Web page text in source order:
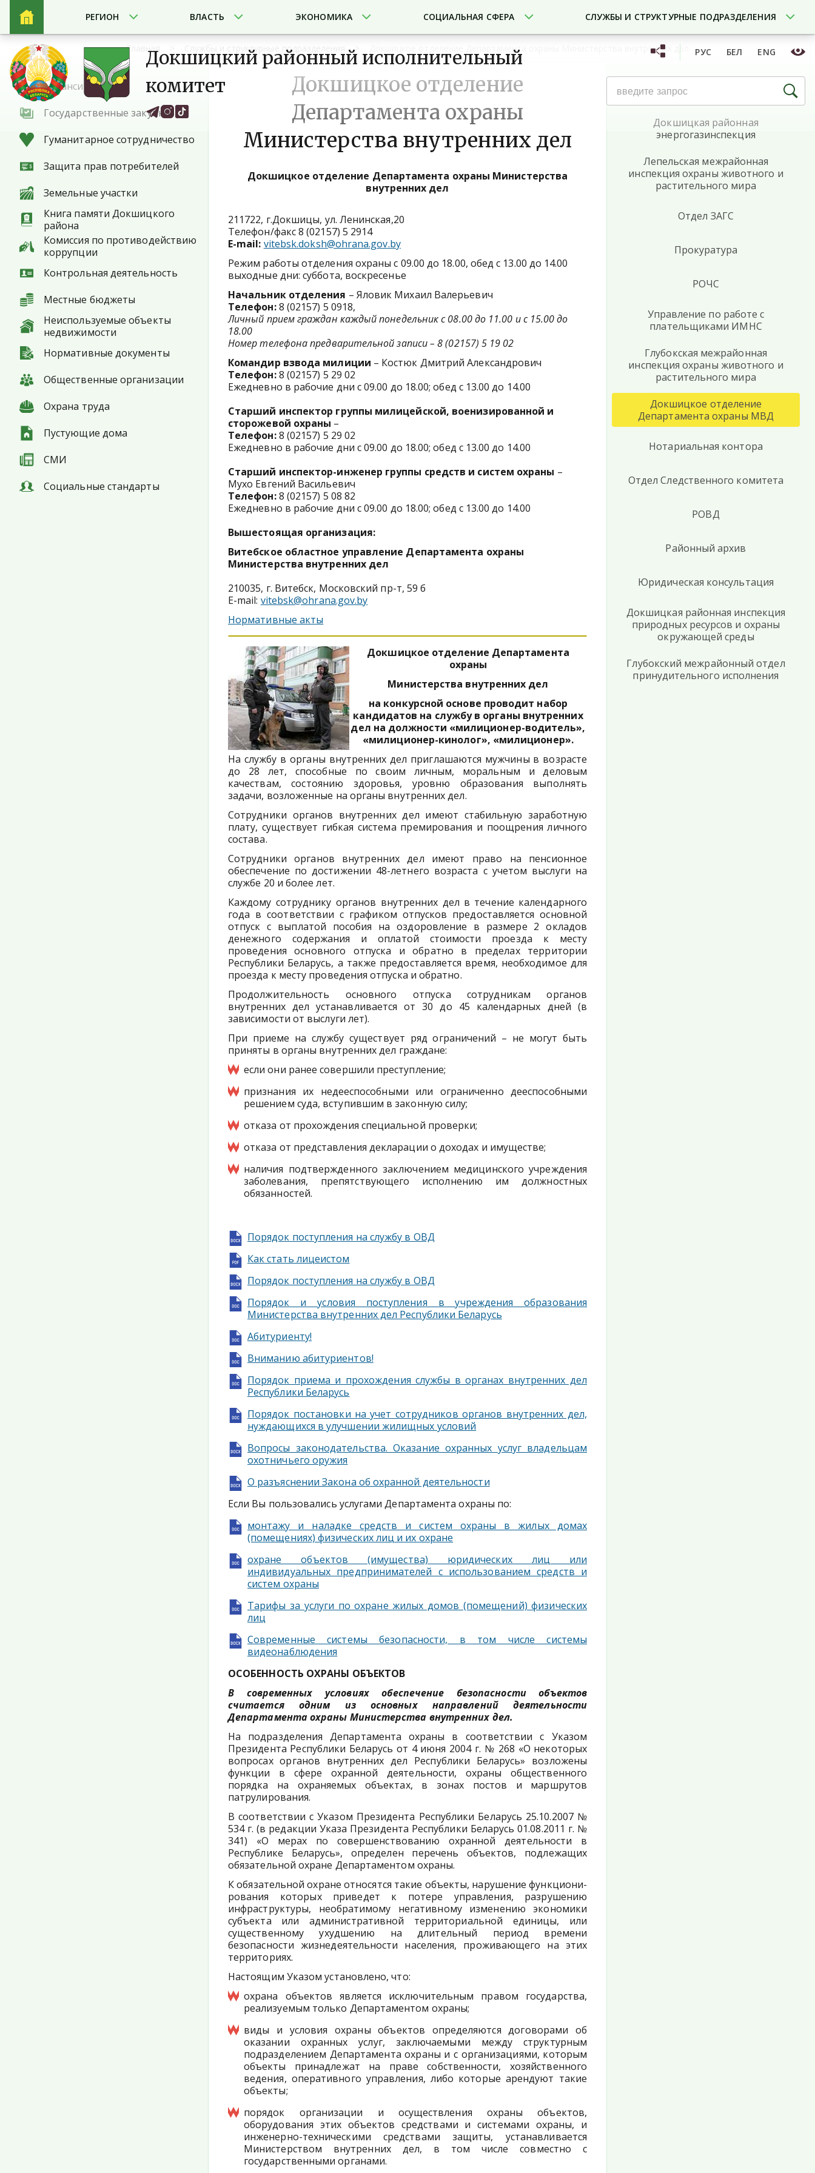
РЕГИОН ВЛАСТЬ ЭКОНОМИКА СОЦИАЛЬНАЯ СФЕРА СЛУЖБЫ И СТРУКТУРНЫЕ ПОДРАЗДЕЛЕНИЯ
Докшицкий районный исполнительный
комитет
РУС БЕЛ ENG
Главная Службы и структурные подразделения Докшицкое отделение Департамента охраны Министерства внутренних дел
Вакансии
Государственные закупки
Гуманитарное сотрудничество
Защита прав потребителей
Земельные участки
Книга памяти Докшицкого
района
Комиссия по противодействию
коррупции
Контрольная деятельность
Местные бюджеты
Неиспользуемые объекты
недвижимости
Нормативные документы
Общественные организации
Охрана труда
Пустующие дома
СМИ
Социальные стандарты
Докшицкое отделение
Департамента охраны
Министерства внутренних дел
Докшицкое отделение Департамента охраны Министерства
внутренних дел
211722, г.Докшицы, ул. Ленинская,20
Телефон/факс 8 (02157) 5 2914
E-mail: vitebsk.doksh@ohrana.gov.by
Режим работы отделения охраны с 09.00 до 18.00, обед с 13.00 до 14.00
выходные дни: суббота, воскресенье
Начальник отделения – Яловик Михаил Валерьевич
Телефон:8 (02157) 5 0918,
Личный прием граждан каждый понедельник с 08.00 до 11.00 ис 15.00 до
18.00
Номер телефона предварительной записи – 8 (02157) 5 19 02
Командир взвода милиции – Костюк Дмитрий Александрович
Телефон:8 (02157) 5 29 02
Ежедневно в рабочие дни с 09.00 до 18.00; обед с 13.00 до 14.00
Старший инспектор группы милицейской, военизированной и
сторожевой охраны –
Телефон:8 (02157) 5 29 02
Ежедневно в рабочие дни с 09.00 до 18.00; обед с 13.00 до 14.00
Старший инспектор-инженер группы средств и систем охраны –
Мухо Евгений Васильевич
Телефон:8 (02157) 5 08 82
Ежедневно в рабочие дни с 09.00 до 18.00; обед с 13.00 до 14.00
Вышестоящая организация:
Витебское областное управление Департамента охраны
Министерства внутренних дел
210035, г. Витебск, Московский пр-т, 59 б
Е-mail: vitebsk@ohrana.gov.by
Нормативные акты
Докшицкое отделение Департамента
охраны
Министерства внутренних дел
на конкурсной основе проводит набор
кандидатов на службу в органы внутренних
дел на должности «милиционер-водитель»,
«милиционер-кинолог», «милиционер».
На службу в органы внутренних дел приглашаются мужчины в возрасте
до 28 лет, способные по своим личным, моральным и деловым
качествам, состоянию здоровья, уровню образования выполнять
задачи, возложенные на органы внутренних дел.
Сотрудники органов внутренних дел имеют стабильную заработную
плату, существует гибкая система премирования и поощрения личного
состава.
Сотрудники органов внутренних дел имеют право на пенсионное
обеспечение по достижении 48-летнего возраста с учетом выслуги на
службе 20 и более лет.
Каждому сотруднику органов внутренних дел в течение календарного
года в соответствии с графиком отпусков предоставляется основной
отпуск с выплатой пособия на оздоровление в размере 2 окладов
денежного содержания и оплатой стоимости проезда к месту
проведения основного отпуска и обратно в пределах территории
Республики Беларусь, а также предоставляется время, необходимое для
проезда к месту проведения отпуска и обратно.
Продолжительность основного отпуска сотрудникам органов
внутренних дел устанавливается от 30 до 45 календарных дней (в
зависимости от выслуги лет).
При приеме на службу существует ряд ограничений – не могут быть
приняты в органы внутренних дел граждане:
если они ранее совершили преступление;
признания их недееспособными или ограниченно дееспособными
решением суда, вступившим в законную силу;
отказа от прохождения специальной проверки;
отказа от представления декларации о доходах и имуществе;
наличия подтвержденного заключением медицинского учреждения
заболевания, препятствующего исполнению им должностных
обязанностей.
Порядок поступления на службу в ОВД
Как стать лицеистом
Порядок поступления на службу в ОВД
Порядок и условия поступления в учреждения образования
Министерства внутренних дел Республики Беларусь
Абитуриенту!
Вниманию абитуриентов!
Порядок приема и прохождения службы в органах внутренних дел
Республики Беларусь
Порядок постановки на учет сотрудников органов внутренних дел,
нуждающихся в улучшении жилищных условий
Вопросы законодательства. Оказание охранных услуг владельцам
охотничьего оружия
О разъяснении Закона об охранной деятельности
Если Вы пользовались услугами Департамента охраны по:
монтажу и наладке средств и систем охраны в жилых домах
(помещениях) физических лиц и их охране
охране объектов (имущества) юридических лиц или
индивидуальных предпринимателей с использованием средств и
систем охраны
Тарифы за услуги по охране жилых домов (помещений) физических
лиц
Cовременные системы безопасности, в том числе системы
видеонаблюдения
ОСОБЕННОСТЬ ОХРАНЫ ОБЪЕКТОВ
В современных условиях обеспечение безопасности объектов
считается одним из основных направлений дея­тельности
Департамента охраны Министерства внутрен­них дел.
На подразделения Департамента охраны в соответствии с Указом
Прези­дента Республики Беларусь от 4 июня 2004 г. № 268 «О некоторых
вопросах органов внутренних дел Республики Беларусь» возложены
функции в сфере охранной деятельности, охраны общественного
порядка на охраняемых объ­ектах, в зонах постов и маршрутов
патрулирования.
В соответствии с Указом Президента Республики Беларусь 25.10.2007 №
534 г. (в редакции Указа Президента Республики Беларусь 01.08.2011 г. №
341) «О мерах по совершенствованию охранной деятельности в
Республике Беларусь», определен перечень объектов, подлежащих
обязательной охра­не Департаментом охраны.
К обязательной охране относятся такие объекты, нарушение функциони­
рования которых приведет к потере управления, разрушению
инфраструк­туры, необратимому негативному изменению экономики
субъекта или адми­нистративной территориальной единицы, или
существенному ухудшению на длительный период времени
безопасности жизнедеятельности населения, проживающего на этих
территориях.
Настоящим Указом установлено, что:
охрана объектов является исключительным правом государства,
реали­зуемым только Департаментом охраны;
виды и условия охраны объектов определяются договорами об
оказании охранных услуг, заключаемыми между структурным
подразделением Депар­тамента охраны и с организациями, которым
объекты принадлежат на праве собственности, хозяйственного
ведения, оперативного управления, либо ко­торые арендуют такие
объекты;
порядок организации и осуществления охраны объектов,
оборудования этих объектов средствами и системами охраны, и
инженерно-техническими средствами защиты, устанавливается
Министерством внутренних дел, в том числе совместно с
государственными органами.
Докшицкая районная
энергогазинспекция
Лепельская межрайонная
инспекция охраны животного и
растительного мира
Отдел ЗАГС
Прокуратура
РОЧС
Управление по работе с
плательщиками ИМНС
Глубокская межрайонная
инспекция охраны животного и
растительного мира
Докшицкое отделение
Департамента охраны МВД
Нотариальная контора
Отдел Следственного комитета
РОВД
Районный архив
Юридическая консультация
Докшицкая районная инспекция
природных ресурсов и охраны
окружающей среды
Глубокский межрайонный отдел
принудительного исполнения